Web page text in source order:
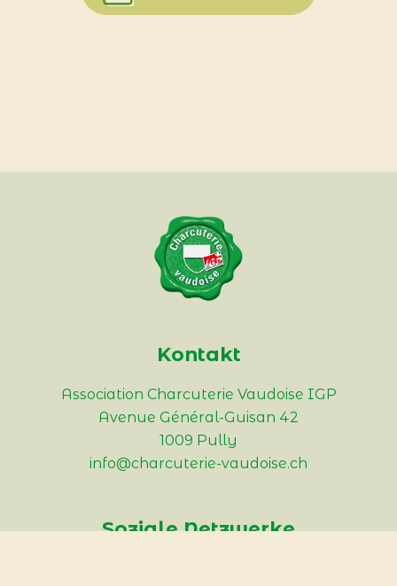
Kontakt
Association Charcuterie Vaudoise IGP
Avenue Général-Guisan 42
1009 Pully
info@charcuterie-vaudoise.ch
Soziale Netzwerke